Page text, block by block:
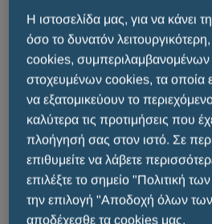
πίεσης είναι ≥ 90 mmHg,
επαναλαμβανόμενες μετρήσεις
* Τα ανώτερα όρια ΣΑΠ και
της θεραπείας καθώς και ο
εξατομικεύονται βάσει του
ιστορικού.
Η υπέρταση είναι συχνή
αν δεν αντιμετωπιστεί
Η ιστοσελίδα μας, για να κάνει
όσο το δυνατόν
cookies, συμπεριλαμβανομένων
στοχευμένων cookies, τα οποία
να εξατομικεύουν το
καλύτερα τις προτιμήσεις που
πλοήγησή σας στον ιστό. Σε
επιθυμείτε να λάβετε
επιλέξτε το σημείο "Πολιτική
την επιλογή "Αποδοχή όλων
αποδέχεσθε τα cookies μας.